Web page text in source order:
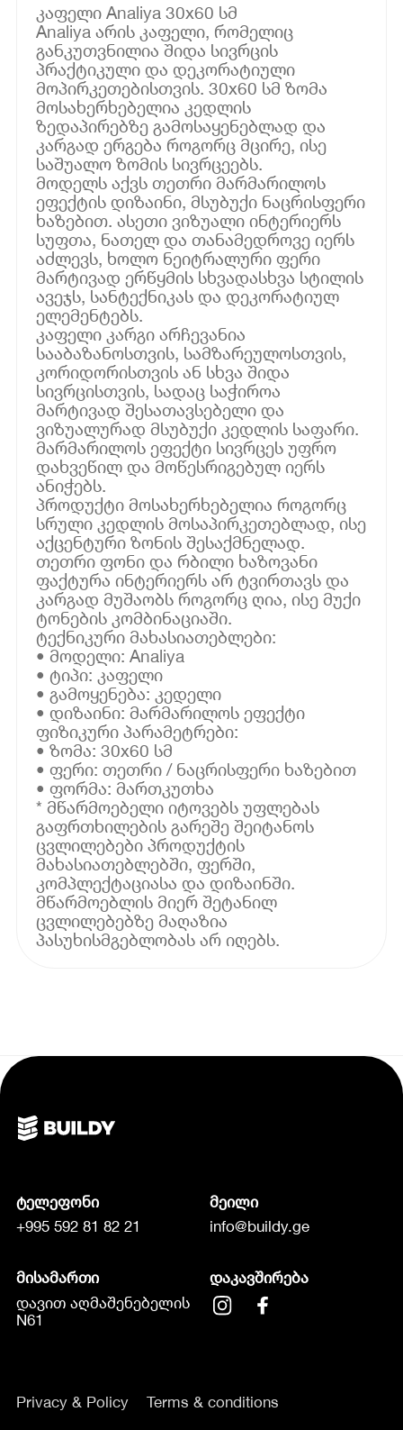
კაფელი Analiya 30x60 სმ
Analiya არის კაფელი, რომელიც
განკუთვნილია შიდა სივრცის
პრაქტიკული და დეკორატიული
მოპირკეთებისთვის. 30x60 სმ ზომა
მოსახერხებელია კედლის
ზედაპირებზე გამოსაყენებლად და
კარგად ერგება როგორც მცირე, ისე
საშუალო ზომის სივრცეებს.
მოდელს აქვს თეთრი მარმარილოს
ეფექტის დიზაინი, მსუბუქი ნაცრისფერი
ხაზებით. ასეთი ვიზუალი ინტერიერს
სუფთა, ნათელ და თანამედროვე იერს
აძლევს, ხოლო ნეიტრალური ფერი
მარტივად ერწყმის სხვადასხვა სტილის
ავეჯს, სანტექნიკას და დეკორატიულ
ელემენტებს.
კაფელი კარგი არჩევანია
სააბაზანოსთვის, სამზარეულოსთვის,
კორიდორისთვის ან სხვა შიდა
სივრცისთვის, სადაც საჭიროა
მარტივად შესათავსებელი და
ვიზუალურად მსუბუქი კედლის საფარი.
მარმარილოს ეფექტი სივრცეს უფრო
დახვეწილ და მოწესრიგებულ იერს
ანიჭებს.
პროდუქტი მოსახერხებელია როგორც
სრული კედლის მოსაპირკეთებლად, ისე
აქცენტური ზონის შესაქმნელად.
თეთრი ფონი და რბილი ხაზოვანი
ფაქტურა ინტერიერს არ ტვირთავს და
კარგად მუშაობს როგორც ღია, ისე მუქი
ტონების კომბინაციაში.
ტექნიკური მახასიათებლები:
• მოდელი: Analiya
• ტიპი: კაფელი
• გამოყენება: კედელი
• დიზაინი: მარმარილოს ეფექტი
ფიზიკური პარამეტრები:
• ზომა: 30x60 სმ
• ფერი: თეთრი / ნაცრისფერი ხაზებით
• ფორმა: მართკუთხა
* მწარმოებელი იტოვებს უფლებას
გაფრთხილების გარეშე შეიტანოს
ცვლილებები პროდუქტის
მახასიათებლებში, ფერში,
კომპლექტაციასა და დიზაინში.
მწარმოებლის მიერ შეტანილ
ცვლილებებზე მაღაზია
პასუხისმგებლობას არ იღებს.
ტელეფონი
+995 592 81 82 21
მეილი
info@buildy.ge
მისამართი
დავით აღმაშენებელის
N61
დაკავშირება
Privacy & Policy Terms & conditions